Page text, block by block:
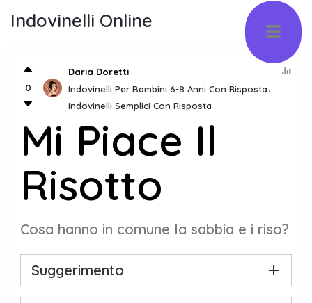
Indovinelli Online
0
Daria Doretti
Indovinelli Per Bambini 6-8 Anni Con Risposta
Indovinelli Semplici Con Risposta
Mi Piace Il
Risotto
Cosa hanno in comune la sabbia e i riso?
Suggerimento